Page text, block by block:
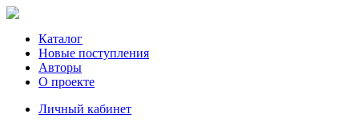
Каталог
Новые поступления
Авторы
О проекте
Личный кабинет